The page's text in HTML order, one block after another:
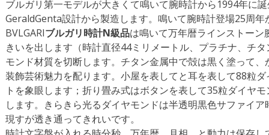
ブルガリ第一モデルが大きくて鳴いて腕時計から1994年に
GeraldGenta設計から製造します。鳴いて腕時計登場25周
BVLGARIブルガリ時計N級品は鳴いて万年暦ラインストー
きいを出します（時計直径44ミリメートル、プラチナ、チ
モンド材質を切断します。チタン金属中で殻は黒く塗って
装飾芸術魅力を配ります。小屋を表してと耳を表して88粒
トを象眼します；折り畳み式はボタンを表して35粒ダイヤ
します。きらきら光るダイヤモンドは半透明黒色サファイ
現すが透き通ってきれいです。